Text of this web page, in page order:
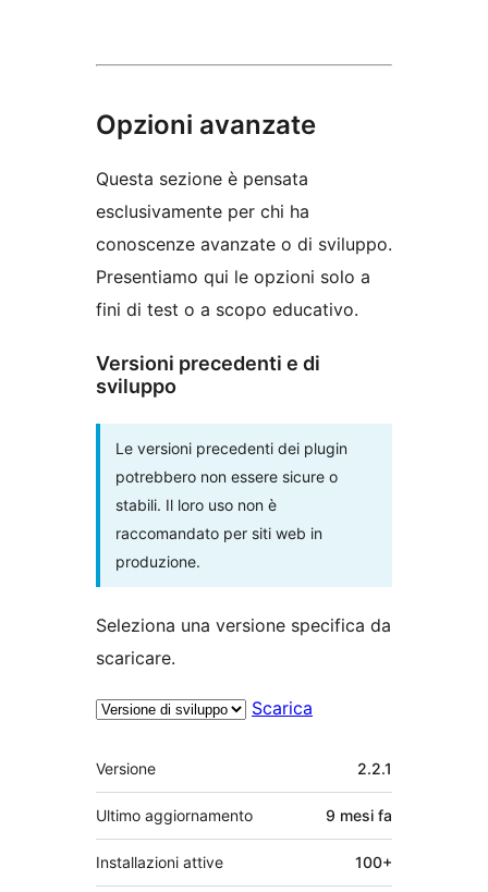
Opzioni avanzate
Questa sezione è pensata
esclusivamente per chi ha
conoscenze avanzate o di sviluppo.
Presentiamo qui le opzioni solo a
fini di test o a scopo educativo.
Versioni precedenti e di
sviluppo
Le versioni precedenti dei plugin
potrebbero non essere sicure o
stabili. Il loro uso non è
raccomandato per siti web in
produzione.
Seleziona una versione specifica da
scaricare.
Scarica
Meta
Versione 2.2.1
Ultimo aggiornamento 9 mesi fa
Installazioni attive 100+